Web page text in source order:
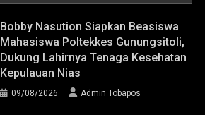
Bobby Nasution Siapkan Beasiswa
Mahasiswa Poltekkes Gunungsitoli,
Dukung Lahirnya Tenaga Kesehatan
Kepulauan Nias
09/08/2026 Admin Tobapos